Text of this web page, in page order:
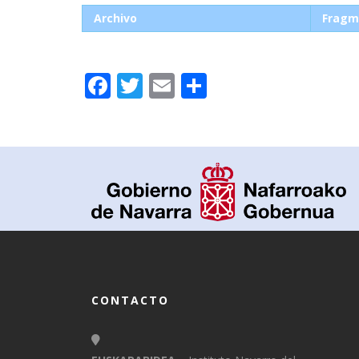
Archivo
Facebook
Twitter
Email
CONTACTO